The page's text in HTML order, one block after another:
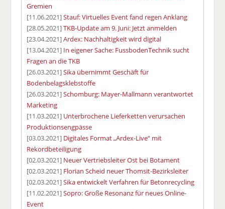
Gremien
[11.06.2021]Stauf: Virtuelles Event fand regen Anklang
[28.05.2021]TKB-Update am 9. Juni: Jetzt anmelden
[23.04.2021]Ardex: Nachhaltigkeit wird digital
[13.04.2021] In eigener Sache: FussbodenTechnik sucht
Fragen an die TKB
[26.03.2021]Sika übernimmt Geschäft für
Bodenbelagsklebstoffe
[26.03.2021]Schomburg: Mayer-Mallmann verantwortet
Marketing
[11.03.2021] Unterbrochene Lieferketten verursachen
Produktionsengpässe
[03.03.2021] Digitales Format „Ardex-Live“ mit
Rekordbeteiligung
[02.03.2021] Neuer Vertriebsleiter Ost bei Botament
[02.03.2021] Florian Scheid neuer Thomsit-Bezirksleiter
[02.03.2021]Sika entwickelt Verfahren für Betonrecycling
[11.02.2021]Sopro: Große Resonanz für neues Online-
Event